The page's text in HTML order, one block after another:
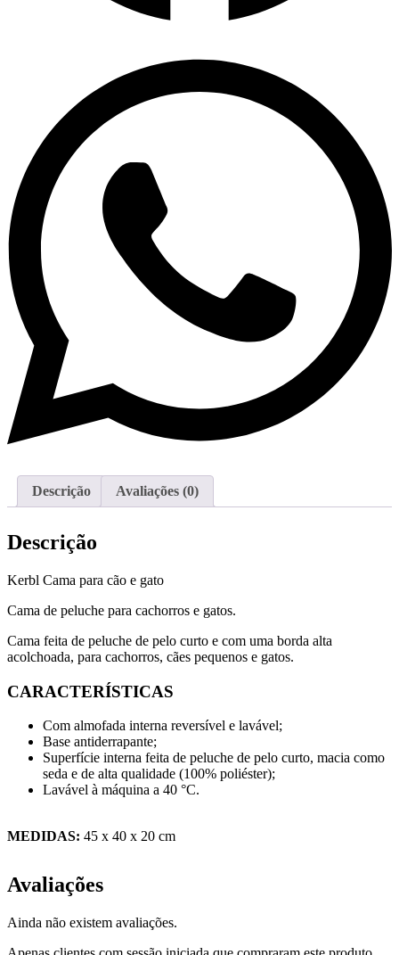
Descrição Avaliações (0)
Descrição
Kerbl Cama para cão e gato
Cama de peluche para cachorros e gatos.
Cama feita de peluche de pelo curto e com uma borda alta
acolchoada, para cachorros, cães pequenos e gatos.
CARACTERÍSTICAS
Com almofada interna reversível e lavável;
Base antiderrapante;
Superfície interna feita de peluche de pelo curto, macia como
seda e de alta qualidade (100% poliéster);
Lavável à máquina a 40 °C.
MEDIDAS: 45 x 40 x 20 cm
Avaliações
Ainda não existem avaliações.